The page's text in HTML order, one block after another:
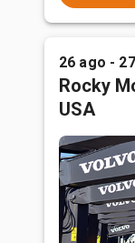
26 ago -
Rocky
USA